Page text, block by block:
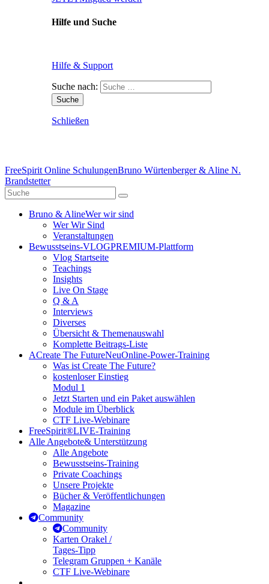
Hilfe und Suche
Hilfe & Support
Suche nach:
Schließen
FreeSpirit Online SchulungenBruno Würtenberger & Aline N.
Brandstetter
Bruno & AlineWer wir sind
Wer Wir Sind
Veranstaltungen
Bewusstseins-VLOGPREMIUM-Plattform
Vlog Startseite
Teachings
Insights
Live On Stage
Q & A
Interviews
Diverses
Übersicht & Themenauswahl
Komplette Beitrags-Liste
ACreate The FutureNeuOnline-Power-Training
Was ist Create The Future?
kostenloser Einstieg
Modul 1
Jetzt Starten und ein Paket auswählen
Module im Überblick
CTF Live-Webinare
FreeSpirit®LIVE-Training
Alle Angebote& Unterstützung
Alle Angebote
Bewusstseins-Training
Private Coachings
Unsere Projekte
Bücher & Veröffentlichungen
Magazine
Community
Community
Karten Orakel /
Tages-Tipp
Telegram Gruppen + Kanäle
CTF Live-Webinare